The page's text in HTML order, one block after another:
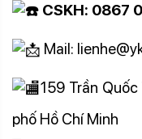
CSKH: 0867
Mail:
159 Trần
phố Hồ Chí Minh